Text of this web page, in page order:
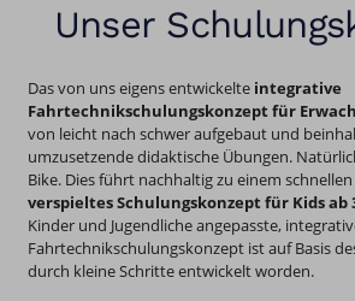
Unser
Das von uns eigens entwickelte integrative
Fahrtechnikschulungskonzeptfür
von leicht nach schwer aufgebaut und
umzusetzende didaktische Übungen.
Bike. Dies führt nachhaltig zu einem
verspieltes Schulungskonzept für Kids ab
Kinder und Jugendliche angepasste,
Fahrtechnikschulungskonzept ist auf Basis
durch kleine Schritte entwickelt worden.